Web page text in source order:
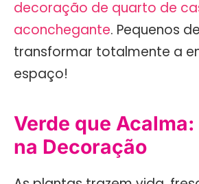
decoração de quarto de
aconchegante. Pequenos
transformar totalmente a
espaço!
Verde que
na Decoração